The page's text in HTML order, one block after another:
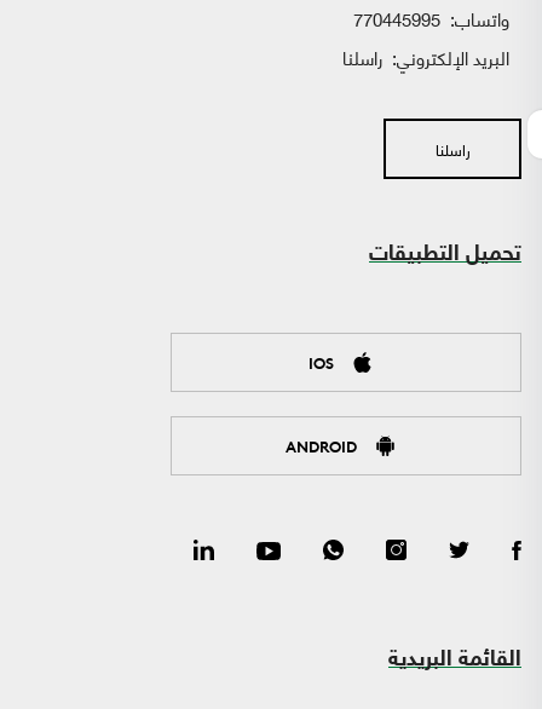
واتساب:
البريد الإلكتروني: راسلنا
راسلنا
تحميل التطبيقات
IOS
ANDROID
القائمة البريدية